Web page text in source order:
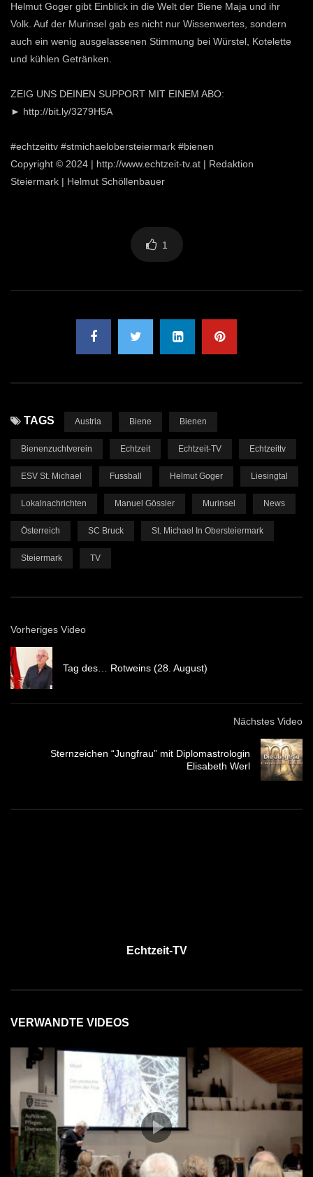
Helmut Goger gibt Einblick in die Welt der Biene Maja und ihr
Volk. Auf der Murinsel gab es nicht nur Wissenwertes, sondern
auch ein wenig ausgelassenen Stimmung bei Würstel, Kotelette
und kühlen Getränken.
ZEIG UNS DEINEN SUPPORT MIT EINEM ABO:
► http://bit.ly/3279H5A
#echtzeittv #stmichaelobersteiermark #bienen
Copyright © 2024 | http://www.echtzeit-tv.at | Redaktion
Steiermark | Helmut Schöllenbauer
1
TAGS Austria Biene Bienen
Bienenzuchtverein Echtzeit Echtzeit-TV Echtzeittv
ESV St. Michael Fussball Helmut Goger Liesingtal
Lokalnachrichten Manuel Gössler Murinsel News
Österreich SC Bruck St. Michael In Obersteiermark
Steiermark TV
Vorheriges Video
Tag des… Rotweins (28. August)
Nächstes Video
Sternzeichen “Jungfrau” mit Diplomastrologin
Elisabeth Werl
Echtzeit-TV
VERWANDTE VIDEOS